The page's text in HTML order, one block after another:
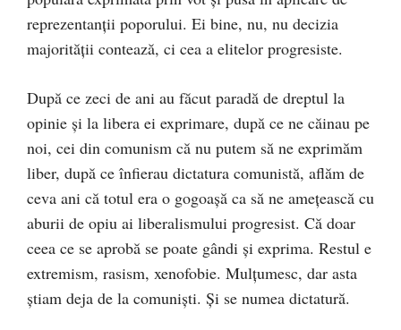
reprezentanţii poporului. Ei bine, nu, nu decizia
majorităţii contează, ci cea a elitelor progresiste.
După ce zeci de ani au făcut paradă de dreptul la
opinie şi la libera ei exprimare, după ce ne căinau pe
noi, cei din comunism că nu putem să ne exprimăm
liber, după ce înfierau dictatura comunistă, aflăm de
ceva ani că totul era o gogoaşă ca să ne ameţească cu
aburii de opiu ai liberalismului progresist. Că doar
ceea ce se aprobă se poate gândi şi exprima. Restul e
extremism, rasism, xenofobie. Mulţumesc, dar asta
ştiam deja de la comunişti. Şi se numea dictatură.